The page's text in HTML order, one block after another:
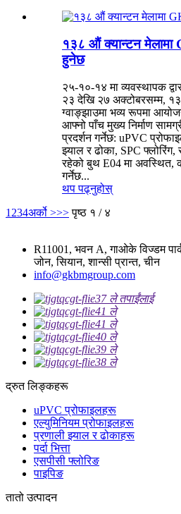
१३८ औं क्यान्टन
हुनेछ
२५-१०-१४ मा व्यवस्थापक
२३ देखि २७ अक्टोबरसम्म,
ग्वाङ्झाउमा भव्य रूपमा
आफ्नो पाँच मुख्य निर्माण
प्रदर्शन गर्नेछ: uPVC
झ्याल र ढोका, SPC
रहेको बुथ E04 मा अवस्थित,
गर्नेछ...
थप पढ्नुहोस्
1 234अर्को >>> पृष्ठ १ / ४
R11001, भवन A, गाओके विज्डम
जोन, सियान, शान्सी प्रान्त, चीन
info@gkbmgroup.com
द्रुत लिङ्कहरू
uPVC प्रोफाइलहरू
एल्युमिनियम प्रोफाइलहरू
प्रणाली झ्याल र ढोकाहरू
पर्दा भित्ता
एसपीसी फ्लोरिङ
पाइपिङ
तातो उत्पादन